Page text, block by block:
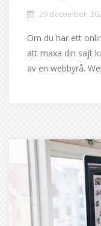
29 december,
Om du har ett
att maxa din sajt
av en webbyrå.